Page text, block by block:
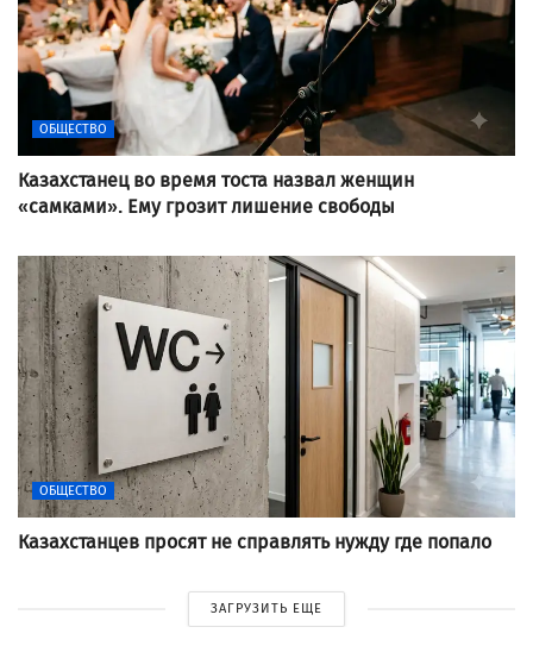
ОБЩЕСТВО
Казахстанец во время тоста назвал женщин
«самками». Ему грозит лишение свободы
ОБЩЕСТВО
Казахстанцев просят не справлять нужду где попало
ЗАГРУЗИТЬ ЕЩЕ